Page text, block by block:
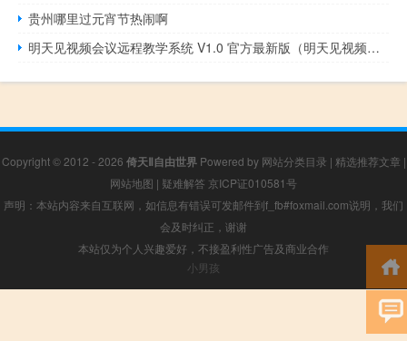
贵州哪里过元宵节热闹啊
明天见视频会议远程教学系统 V1.0 官方最新版（明天见视频会议远程教学系统 V1.0 官方最新版功能简介）
Copyright © 2012 - 2026 倚天Ⅱ自由世界Powered by 网站分类目录 | 精选推荐文章 |
网站地图 | 疑难解答 京ICP证010581号
声明：本站内容来自互联网，如信息有错误可发邮件到f_fb#foxmail.com说明，我们
会及时纠正，谢谢
本站仅为个人兴趣爱好，不接盈利性广告及商业合作
小男孩